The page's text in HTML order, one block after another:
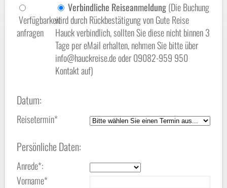
Verfügbarkeit
anfragen
Verbindliche Reiseanmeldung(Die Buchung
wird durch Rückbestätigung von Gute Reise
Hauck verbindlich, sollten Sie diese nicht binnen 3
Tage per eMail erhalten, nehmen Sie bitte über
info@hauckreise.de oder 09082-959 950
Kontakt auf)
Datum:
Reisetermin*
Persönliche Daten:
Anrede*:
Vorname*